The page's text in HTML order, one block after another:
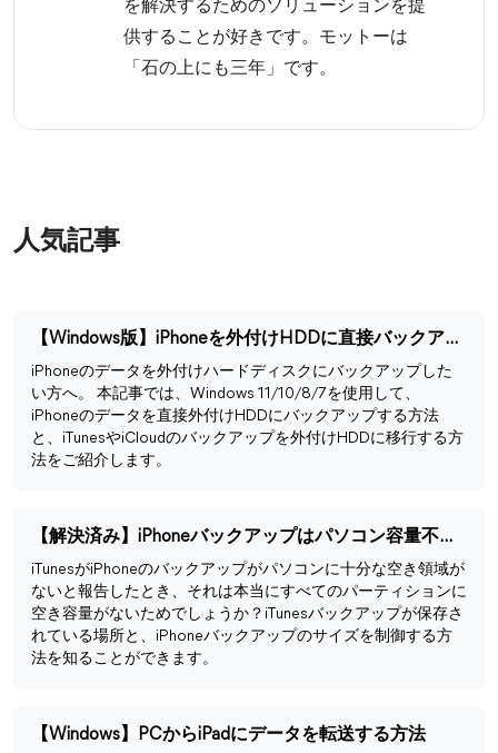
を解決するためのソリューションを提
供することが好きです。モットーは
「石の上にも三年」です。
人気記事
【Windows版】iPhoneを外付けHDDに直接バックアップする方法
iPhoneのデータを外付けハードディスクにバックアップした
い方へ。 本記事では、Windows 11/10/8/7を使用して、
iPhoneのデータを直接外付けHDDにバックアップする方法
と、iTunesやiCloudのバックアップを外付けHDDに移行する方
法をご紹介します。
【解決済み】iPhoneバックアップはパソコン容量不足でできない
iTunesがiPhoneのバックアップがパソコンに十分な空き領域が
ないと報告したとき、それは本当にすべてのパーティションに
空き容量がないためでしょうか？iTunesバックアップが保存さ
れている場所と、iPhoneバックアップのサイズを制御する方
法を知ることができます。
【Windows】PCからiPadにデータを転送する方法